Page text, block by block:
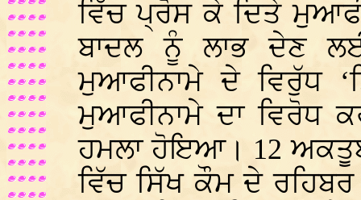
ਵਿੱਚ ਪ੍ਰੋਸ ਕੇ ਦਿਤੇ
ਬਾਦਲ ਨੂੰ ਲਾਭ ਦੇਣ
ਮੁਆਫੀਨਾਮੇ ਦੇ ਵਿਰੁੱਧ
ਮੁਆਫੀਨਾਮੇ ਦਾ ਵਿਰੋਧ
ਹਮਲਾ ਹੋਇਆ। 12
ਵਿੱਚ ਸਿੱਖ ਕੌਮ ਦੇ ਰਹਿਬਰ